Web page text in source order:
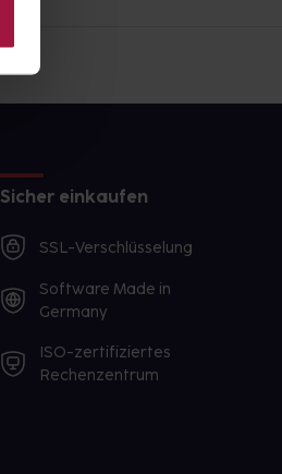
Sicher einkaufen
SSL-Verschlüsselung
Software Made in
Germany
ISO-zertifiziertes
Rechenzentrum